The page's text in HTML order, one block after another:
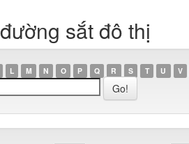
sắt đô thị
L M N O P Q R S T U V